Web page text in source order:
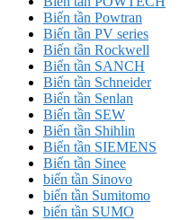
Biến tần Powtran
Biến tần PV series
Biến tần Rockwell
Biến tần SANCH
Biến tần Schneider
Biến tần Senlan
Biến tần SEW
Biến tần Shihlin
Biến tần SIEMENS
Biến tần Sinee
biến tần Sinovo
biến tần Sumitomo
biến tần SUMO